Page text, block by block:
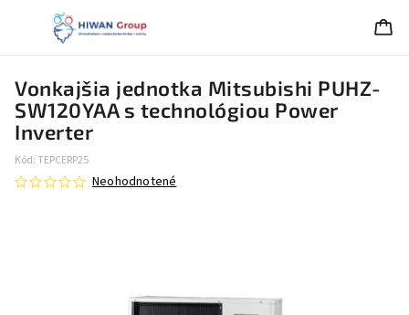
Vonkajšia jednotka Mitsubishi PUHZ-
SW120YAA s technológiou Power
Inverter
Kód:TEPCERP25
Neohodnotené